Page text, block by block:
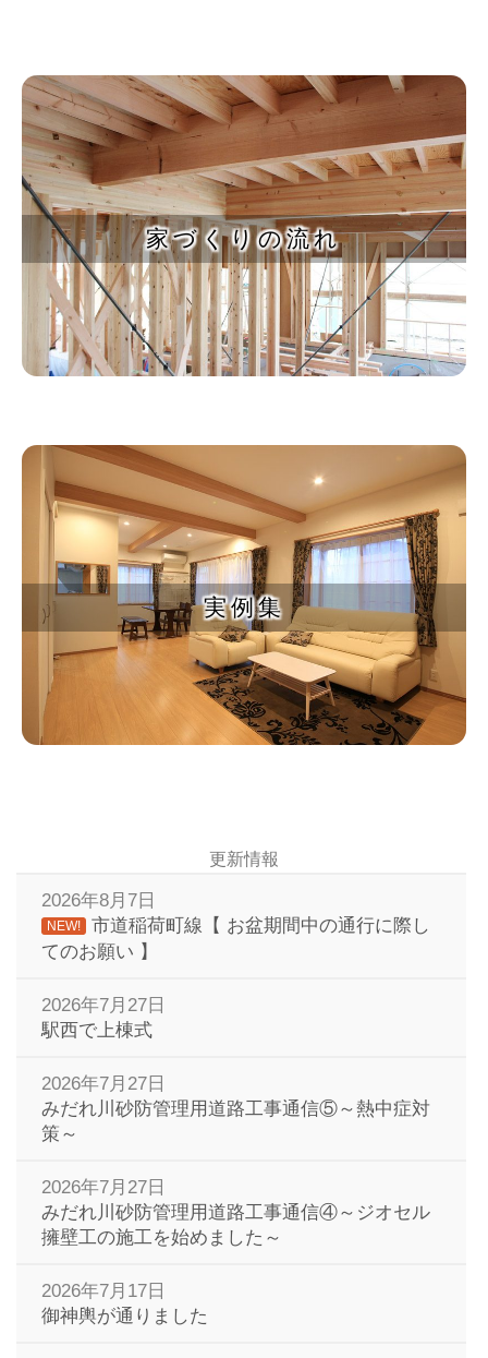
家づくりの流れ
実例集
更新情報
2026年8月7日
NEW!
市道稲荷町線【 お盆期間中の通行に際し
てのお願い 】
2026年7月27日
駅西で上棟式
2026年7月27日
みだれ川砂防管理用道路工事通信⑤～熱中症対
策～
2026年7月27日
みだれ川砂防管理用道路工事通信④～ジオセル
擁壁工の施工を始めました～
2026年7月17日
御神輿が通りました